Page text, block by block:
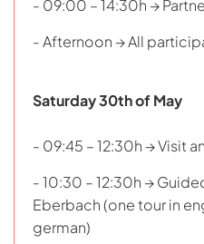
- 09:00 – 14:30h →
- Afternoon → All
Saturday 30th of May
- 09:45 – 12:30h → Visit
- 10:30 – 12:30h →
Eberbach (one tour in
german)